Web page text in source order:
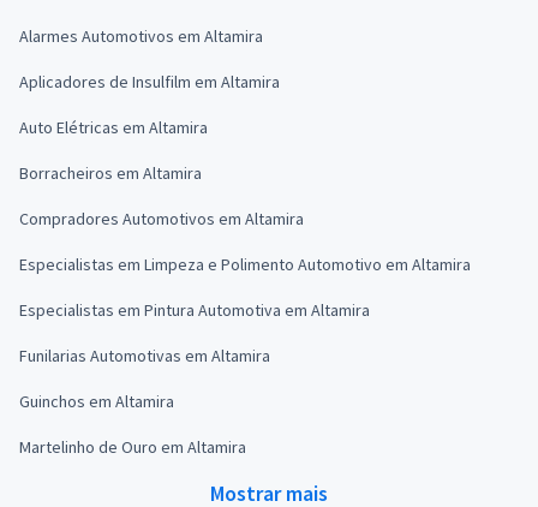
Alarmes Automotivos em Altamira
Aplicadores de Insulfilm em Altamira
Auto Elétricas em Altamira
Borracheiros em Altamira
Compradores Automotivos em Altamira
Especialistas em Limpeza e Polimento Automotivo em Altamira
Especialistas em Pintura Automotiva em Altamira
Funilarias Automotivas em Altamira
Guinchos em Altamira
Martelinho de Ouro em Altamira
Mostrar mais